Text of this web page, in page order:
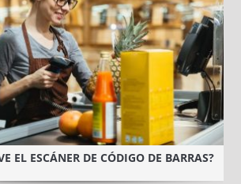
EL ESCÁNER DE CÓDIGO DE BARRAS?